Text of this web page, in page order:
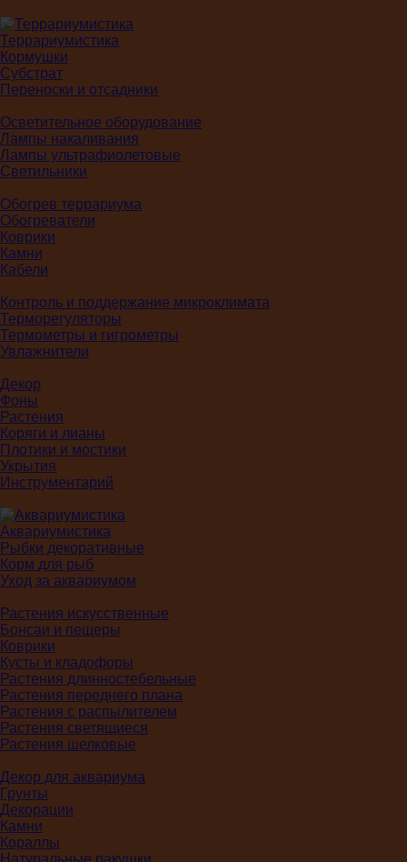
Террариумистика
Кормушки
Субстрат
Переноски и отсадники
Осветительное оборудование
Лампы накаливания
Лампы ультрафиолетовые
Светильники
Обогрев террариума
Обогреватели
Коврики
Камни
Кабели
Контроль и поддержание микроклимата
Терморегуляторы
Термометры и гигрометры
Увлажнители
Декор
Фоны
Растения
Коряги и лианы
Плотики и мостики
Укрытия
Инструментарий
Аквариумистика
Рыбки декоративные
Корм для рыб
Уход за аквариумом
Растения искусственные
Бонсаи и пещеры
Коврики
Кусты и кладофоры
Растения длинностебельные
Растения переднего плана
Растения с распылителем
Растения светящиеся
Растения шелковые
Декор для аквариума
Грунты
Декорации
Камни
Кораллы
Натуральные ракушки